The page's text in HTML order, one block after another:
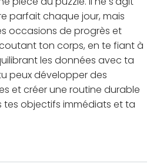
parfait chaque jour, mais
occasions de progrès et
ton corps, en te fiant à
les données avec ta
peux développer des
et créer une routine durable
tes objectifs immédiats et ta